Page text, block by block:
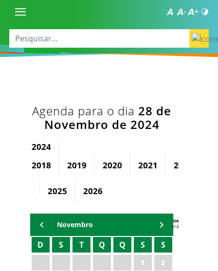
Agenda para o dia 28 de
Novembro de 2024
2024
2018
2019 2020 2021 2022
2025 2026
AGENDA
Polícia Militar do Ceará
Novembro
D S T Q Q S S
1
2